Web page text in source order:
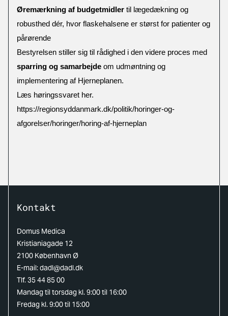
Øremærkning af budgetmidler til lægedækning og
robusthed dér, hvor flaskehalsene er størst for patienter og
pårørende
Bestyrelsen stiller sig til rådighed i den videre proces med
sparring og samarbejde om udmøntning og
implementering af Hjerneplanen.
Læs høringssvaret her.
https://regionsyddanmark.dk/politik/horinger-og-
afgorelser/horinger/horing-af-hjerneplan
Kontakt
Domus Medica
Kristianiagade 12
2100 København Ø
E-mail:dadl@dadl.dk
Tlf. 35 44 85 00
Mandag til torsdag kl. 9:00 til 16:00
Fredag kl. 9:00 til 15:00